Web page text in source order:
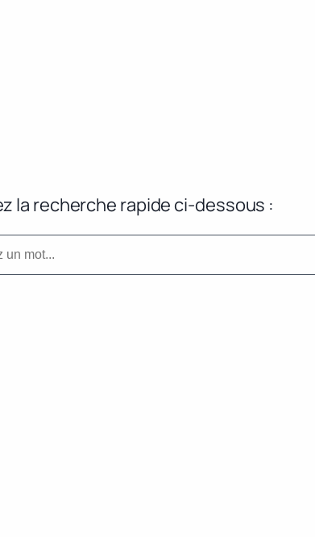
la recherche rapide ci-dessous :